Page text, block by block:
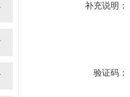
补充说明：
验证码：